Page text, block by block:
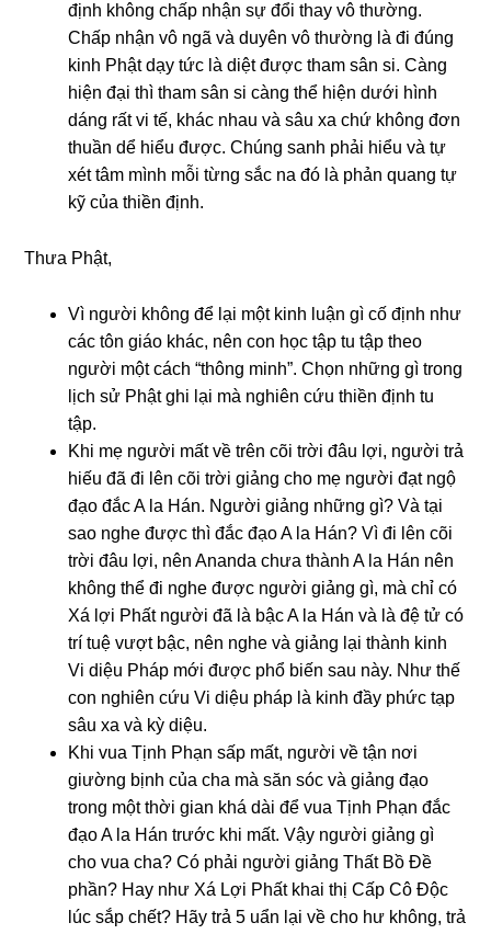
định không chấp nhận sự đổi thay vô thường.
Chấp nhận vô ngã và duyên vô thường là đi đúng
kinh Phật dạy tức là diệt được tham sân si. Càng
hiện đại thì tham sân si càng thể hiện dưới hình
dáng rất vi tế, khác nhau và sâu xa chứ không đơn
thuần dể hiểu được. Chúng sanh phải hiểu và tự
xét tâm mình mỗi từng sắc na đó là phản quang tự
kỹ của thiền định.
Thưa Phật,
Vì người không để lại một kinh luận gì cố định như
các tôn giáo khác, nên con học tập tu tập theo
người một cách “thông minh”. Chọn những gì trong
lịch sử Phật ghi lại mà nghiên cứu thiền định tu
tập.
Khi mẹ người mất về trên cõi trời đâu lợi, người trả
hiếu đã đi lên cõi trời giảng cho mẹ người đạt ngộ
đạo đắc A la Hán. Người giảng những gì? Và tại
sao nghe được thì đắc đạo A la Hán? Vì đi lên cõi
trời đâu lợi, nên Ananda chưa thành A la Hán nên
không thể đi nghe được người giảng gì, mà chỉ có
Xá lợi Phất người đã là bậc A la Hán và là đệ tử có
trí tuệ vượt bậc, nên nghe và giảng lại thành kinh
Vi diệu Pháp mới được phổ biến sau này. Như thế
con nghiên cứu Vi diệu pháp là kinh đầy phức tạp
sâu xa và kỳ diệu.
Khi vua Tịnh Phạn sấp mất, người về tận nơi
giường bịnh của cha mà săn sóc và giảng đạo
trong một thời gian khá dài để vua Tịnh Phạn đắc
đạo A la Hán trước khi mất. Vậy người giảng gì
cho vua cha? Có phải người giảng Thất Bồ Đề
phần? Hay như Xá Lợi Phất khai thị Cấp Cô Độc
lúc sắp chết? Hãy trả 5 uẩn lại về cho hư không, trả